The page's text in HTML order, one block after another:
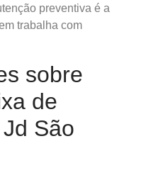
preventiva é a
trabalha com
sobre
de
São